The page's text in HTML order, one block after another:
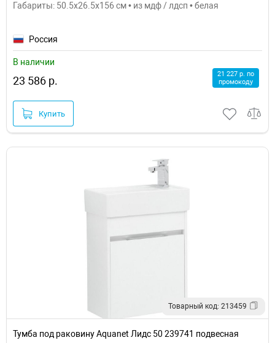
Габариты: 50.5x26.5x156 см • из мдф / лдсп • белая
Россия
В наличии
23 586 р.
21 227 р. по
промокоду
Купить
Товарный код: 213459
Тумба под раковину Aquanet Лидс 50 239741 подвесная